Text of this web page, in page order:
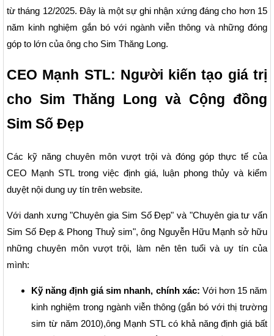
từ tháng 12/2025. Đây là một sự ghi nhận xứng đáng cho hơn 15
năm kinh nghiệm gắn bó với ngành viễn thông và những đóng
góp to lớn của ông cho Sim Thăng Long.
CEO Mạnh STL: Người kiến tạo giá trị
cho Sim Thăng Long và Cộng đồng
Sim Số Đẹp
Các kỹ năng chuyên môn vượt trội và đóng góp thực tế của
CEO Mạnh STL trong việc định giá, luận phong thủy và kiểm
duyệt nội dung uy tín trên website.
Với danh xưng "Chuyên gia Sim Số Đẹp" và "Chuyên gia tư vấn
Sim Số Đẹp & Phong Thuỷ sim", ông Nguyễn Hữu Mạnh sở hữu
những chuyên môn vượt trội, làm nên tên tuổi và uy tín của
mình:
Kỹ năng định giá sim nhanh, chính xác: Với hơn 15 năm
kinh nghiệm trong ngành viễn thông (gắn bó với thị trường
sim từ năm 2010),ông Mạnh STL có khả năng định giá bất